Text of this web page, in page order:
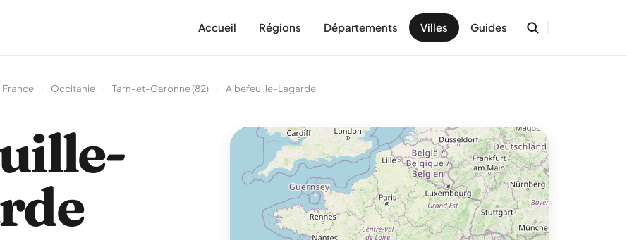
Accueil Régions Départements Villes Guides
France Occitanie Tarn-et-Garonne (82) Albefeuille-Lagarde